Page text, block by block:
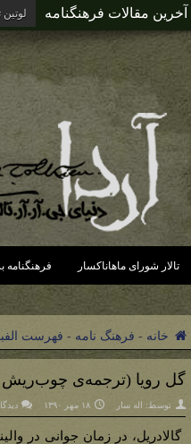
آخرین مقالات فرهنگنامه
تالار شورای ماهاناکسار فرهنگنامه
خانه - فرهنگ نامه - فهرست
گل رویا (ترجمه‌ی چوب‌ریش
توسط: اله سار ۱۸ مهر ۱۳۹۰
گالادریل، در زمان جوانی در